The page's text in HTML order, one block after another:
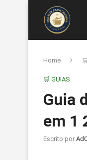
Home
🛒 GUIAS
Guia
em 1
Escrito por